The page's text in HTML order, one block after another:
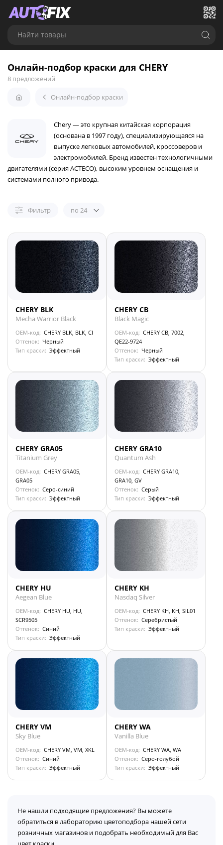
Найти товары
Онлайн-подбор краски для CHERY
8 предложений
Онлайн-подбор краски
Chery — это крупная китайская корпорация
(основана в 1997 году), специализирующаяся на
выпуске легковых автомобилей, кроссоверов и
электромобилей. Бренд известен технологичными
двигателями (серия ACTECO), высоким уровнем оснащения и
системами полного привода.
Фильтр по 24
CHERY BLK
Mecha Warrior Black
OEM-код: CHERY BLK, BLK, CI
Оттенок: Черный
Тип краски: Эффектный
CHERY CB
Black Magic
OEM-код: CHERY CB, 7002,
QE22-9724
Оттенок: Черный
Тип краски: Эффектный
CHERY GRA05
Titanium Grey
OEM-код: CHERY GRA05,
GRA05
Оттенок: Серо-синий
Тип краски: Эффектный
CHERY GRA10
Quantum Ash
OEM-код: CHERY GRA10,
GRA10, GV
Оттенок: Серый
Тип краски: Эффектный
CHERY HU
Aegean Blue
OEM-код: CHERY HU, HU,
SCR9505
Оттенок: Синий
Тип краски: Эффектный
CHERY KH
Nasdaq Silver
OEM-код: CHERY KH, KH, SIL01
Оттенок: Серебристый
Тип краски: Эффектный
CHERY VM
Sky Blue
OEM-код: CHERY VM, VM, XKL
Оттенок: Синий
Тип краски: Эффектный
CHERY WA
Vanilla Blue
OEM-код: CHERY WA, WA
Оттенок: Серо-голубой
Тип краски: Эффектный
Не нашли подходящие предложения? Вы можете
обратиться в лабораторию цветоподбора нашей сети
розничных магазинов и подобрать необходимый для Вас